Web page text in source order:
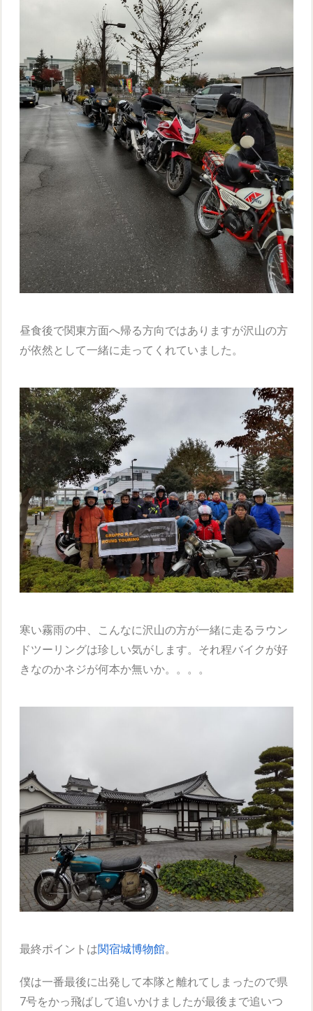
昼食後で関東方面へ帰る方向ではありますが沢山の方
が依然として一緒に走ってくれていました。
寒い霧雨の中、こんなに沢山の方が一緒に走るラウン
ドツーリングは珍しい気がします。それ程バイクが好
きなのかネジが何本か無いか。。。。
最終ポイントは関宿城博物館。
僕は一番最後に出発して本隊と離れてしまったので県
7号をかっ飛ばして追いかけましたが最後まで追いつ